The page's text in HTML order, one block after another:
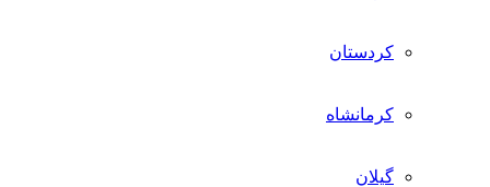
کردستان
کرمانشاه
گیلان